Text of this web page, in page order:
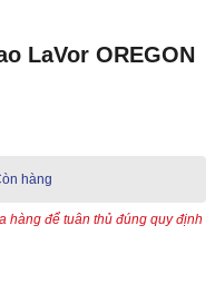
LaVor OREGON
hàng
hàng để tuân thủ đúng quy định